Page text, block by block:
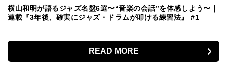
横山和明が語るジャズ名盤6選〜“音楽の会話”を体感しよう〜｜
連載『3年後、確実にジャズ・ドラムが叩ける練習法』 #1
READ MORE